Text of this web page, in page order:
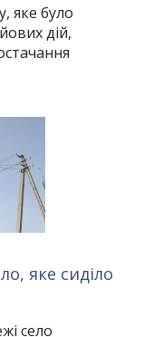
яке було
дій,
яке сиділо
село